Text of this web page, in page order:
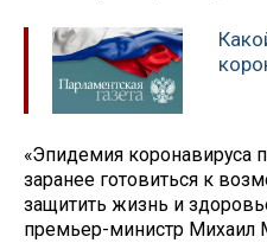
«Эпидемия коронавируса
заранее готовиться к
защитить жизнь и
премьер-министр Михаил